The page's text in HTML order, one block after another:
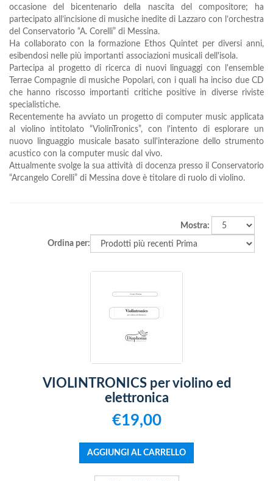
occasione del bicentenario della nascita del compositore; ha
partecipato all’incisione di musiche inedite di Lazzaro con l’orchestra
del Conservatorio “A. Corelli” di Messina.
Ha collaborato con la formazione Ethos Quintet per diversi anni,
esibendosi nelle più importanti associazioni musicali dell'isola.
Partecipa al progetto di ricerca di nuovi linguaggi con l'ensemble
Terrae Compagnie di musiche Popolari, con i quali ha inciso due CD
che hanno riscosso importanti critiche positive in diverse riviste
specialistiche.
Recentemente ha avviato un progetto di computer music applicata
al violino intitolato “ViolinTronics”, con l'intento di esplorare un
nuovo linguaggio musicale basato sull'interazione dello strumento
acustico con la computer music dal vivo.
Attualmente svolge la sua attività di docenza presso il Conservatorio
“Arcangelo Corelli” di Messina dove è titolare di ruolo di violino.
Mostra:
Ordina per:
VIOLINTRONICS per violino ed
elettronica
€19,00